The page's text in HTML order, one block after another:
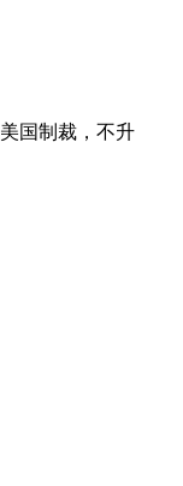
国制裁，不升